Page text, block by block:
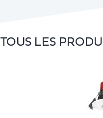
TOUS LES